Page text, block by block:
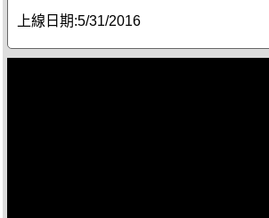
上線日期:5/31/2016